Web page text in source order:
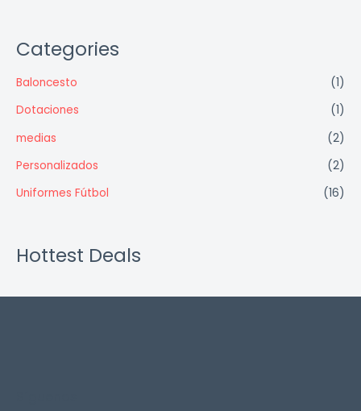
Categories
Baloncesto
(1)
Dotaciones
(1)
medias
(2)
Personalizados
(2)
Uniformes Fútbol
(16)
Hottest Deals